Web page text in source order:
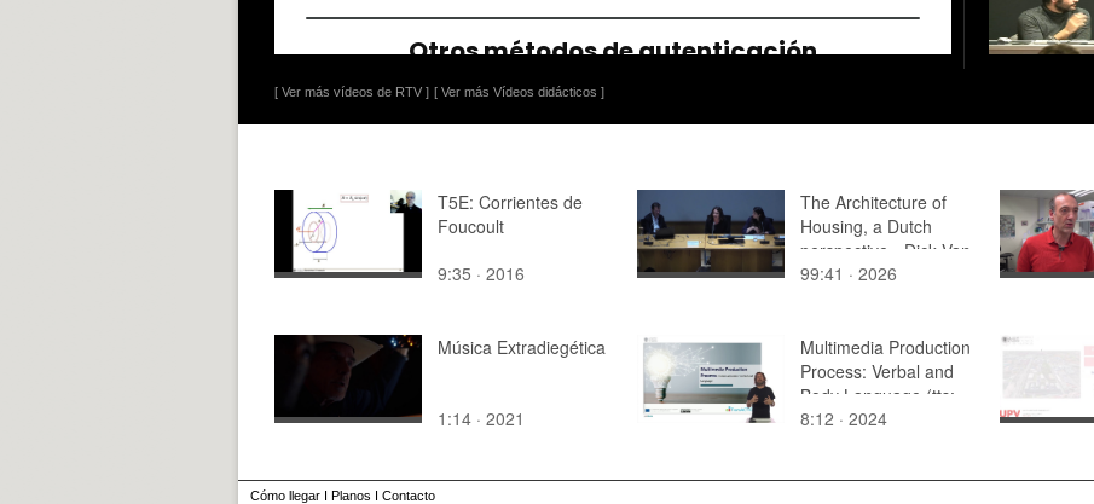
[ Ver más vídeos de RTV ] [ Ver más Vídeos didácticos ]
T5E: Corrientes de
Foucoult
9:35 · 2016
The Architecture of
Housing, a Dutch
perspective - Dick Van
Gameren
99:41 · 2026
Música Extradiegética
1:14 · 2021
Multimedia Production
Process: Verbal and
Body Language (tts:
es)
8:12 · 2024
Cómo llegar I Planos I Contacto